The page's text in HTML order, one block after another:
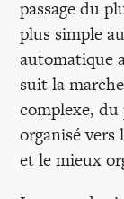
passage du
plus simple
automatique
suit la
complexe,
organisé
et le mieux